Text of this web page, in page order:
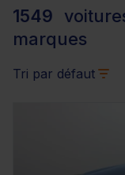
1549
marques
Tri par défaut